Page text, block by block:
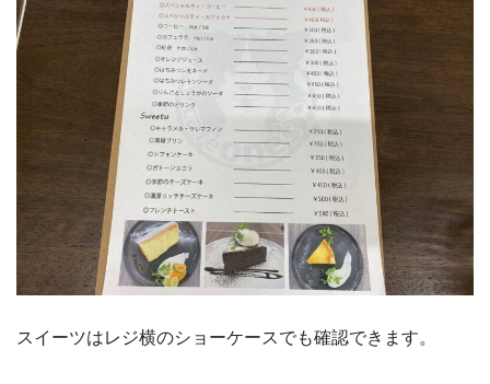
スイーツはレジ横のショーケースでも確認できます。